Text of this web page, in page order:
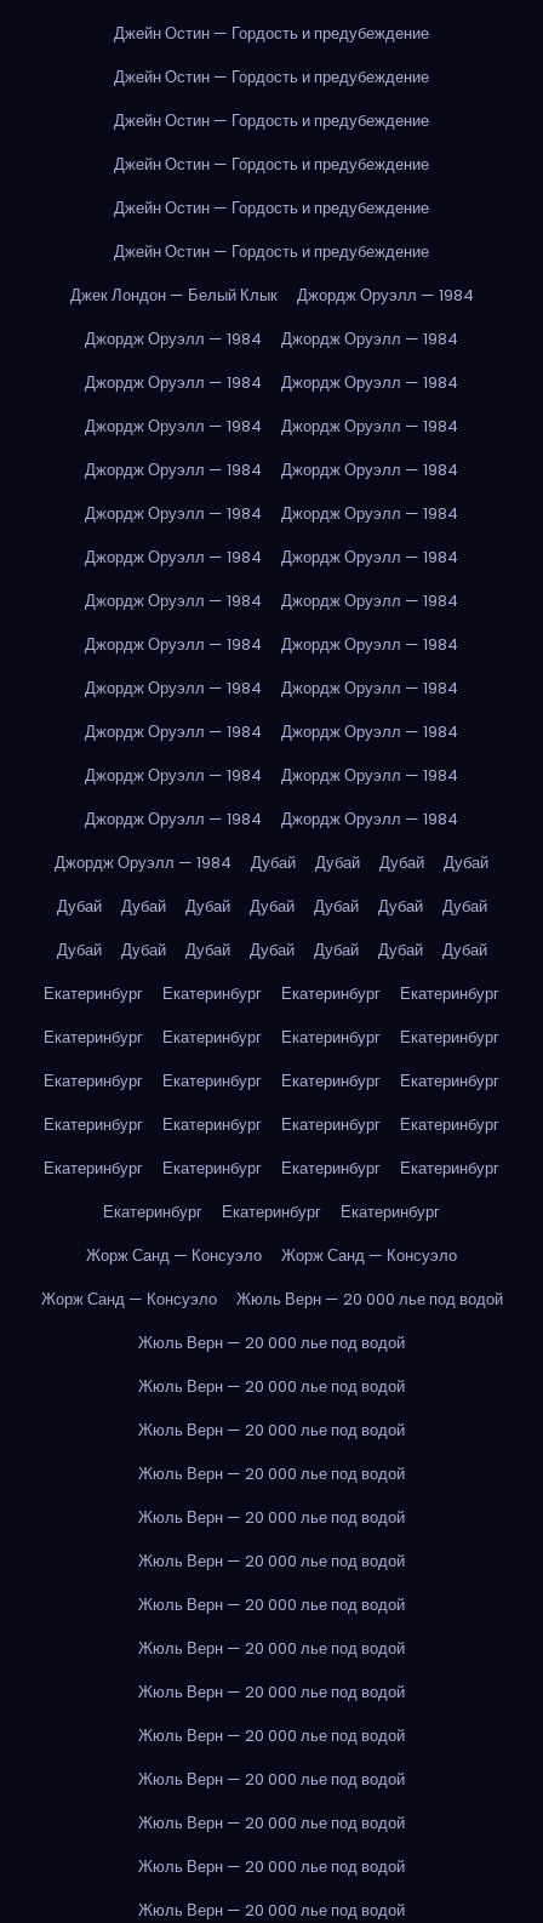
Джейн Остин — Гордость и предубеждение
Джейн Остин — Гордость и предубеждение
Джейн Остин — Гордость и предубеждение
Джейн Остин — Гордость и предубеждение
Джейн Остин — Гордость и предубеждение
Джейн Остин — Гордость и предубеждение
Джек Лондон — Белый Клык
Джордж Оруэлл — 1984
Джордж Оруэлл — 1984
Джордж Оруэлл — 1984
Джордж Оруэлл — 1984
Джордж Оруэлл — 1984
Джордж Оруэлл — 1984
Джордж Оруэлл — 1984
Джордж Оруэлл — 1984
Джордж Оруэлл — 1984
Джордж Оруэлл — 1984
Джордж Оруэлл — 1984
Джордж Оруэлл — 1984
Джордж Оруэлл — 1984
Джордж Оруэлл — 1984
Джордж Оруэлл — 1984
Джордж Оруэлл — 1984
Джордж Оруэлл — 1984
Джордж Оруэлл — 1984
Джордж Оруэлл — 1984
Джордж Оруэлл — 1984
Джордж Оруэлл — 1984
Джордж Оруэлл — 1984
Джордж Оруэлл — 1984
Джордж Оруэлл — 1984
Джордж Оруэлл — 1984
Джордж Оруэлл — 1984
Дубай Дубай Дубай
Дубай
Дубай
Дубай Дубай Дубай Дубай Дубай
Дубай
Дубай
Дубай Дубай Дубай Дубай Дубай
Дубай
Екатеринбург
Екатеринбург Екатеринбург
Екатеринбург
Екатеринбург
Екатеринбург Екатеринбург
Екатеринбург
Екатеринбург
Екатеринбург Екатеринбург
Екатеринбург
Екатеринбург
Екатеринбург Екатеринбург
Екатеринбург
Екатеринбург
Екатеринбург Екатеринбург
Екатеринбург
Екатеринбург
Екатеринбург
Екатеринбург
Жорж Санд — Консуэло
Жорж Санд — Консуэло
Жорж Санд — Консуэло
Жюль Верн — 20 000 лье под водой
Жюль Верн — 20 000 лье под водой
Жюль Верн — 20 000 лье под водой
Жюль Верн — 20 000 лье под водой
Жюль Верн — 20 000 лье под водой
Жюль Верн — 20 000 лье под водой
Жюль Верн — 20 000 лье под водой
Жюль Верн — 20 000 лье под водой
Жюль Верн — 20 000 лье под водой
Жюль Верн — 20 000 лье под водой
Жюль Верн — 20 000 лье под водой
Жюль Верн — 20 000 лье под водой
Жюль Верн — 20 000 лье под водой
Жюль Верн — 20 000 лье под водой
Жюль Верн — 20 000 лье под водой